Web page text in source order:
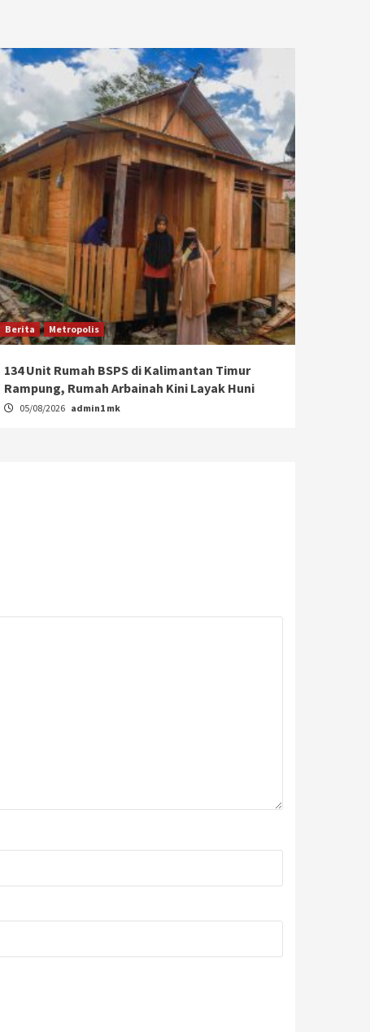
Berita Metropolis
134 Unit Rumah BSPS di Kalimantan Timur
Rampung, Rumah Arbainah Kini Layak Huni
05/08/2026 admin1 mk